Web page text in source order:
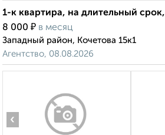
1-к квартира, на длительный
8 000 ₽ в месяц
Западный район, Кочетова 15к1
Агентство, 08.08.2026
‹